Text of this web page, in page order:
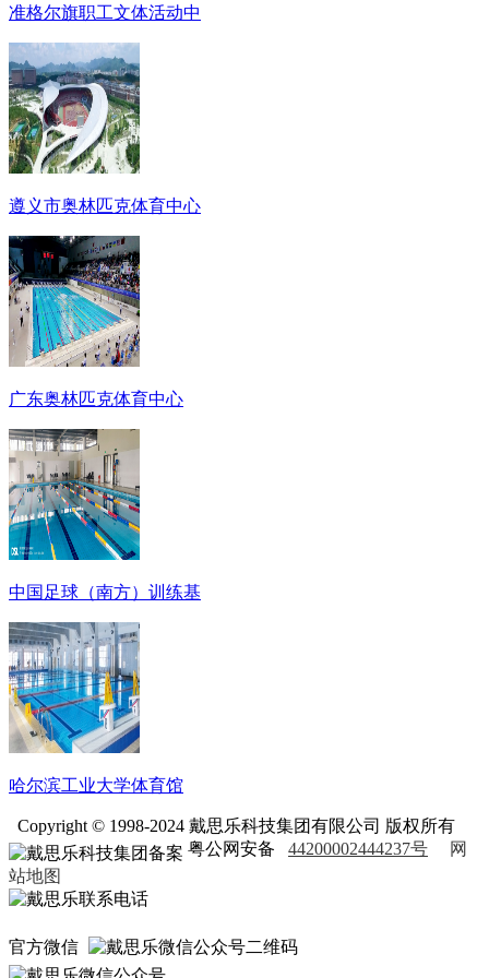
准格尔旗职工文体活动中
遵义市奥林匹克体育中心
广东奥林匹克体育中心
中国足球（南方）训练基
哈尔滨工业大学体育馆
Copyright © 1998-2024 戴思乐科技集团有限公司 版权所有
粤公网安备 44200002444237号
网
站地图
官方微信